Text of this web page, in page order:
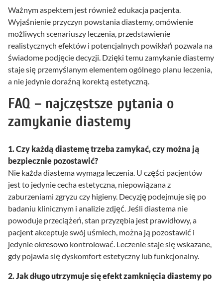
Ważnym aspektem jest również edukacja pacjenta.
Wyjaśnienie przyczyn powstania diastemy, omówienie
możliwych scenariuszy leczenia, przedstawienie
realistycznych efektów i potencjalnych powikłań pozwala na
świadome podjęcie decyzji. Dzięki temu zamykanie diastemy
staje się przemyślanym elementem ogólnego planu leczenia,
a nie jedynie doraźną korektą estetyczną.
FAQ – najczęstsze pytania o
zamykanie diastemy
1. Czy każdą diastemę trzeba zamykać, czy można ją
bezpiecznie pozostawić?
Nie każda diastema wymaga leczenia. U części pacjentów
jest to jedynie cecha estetyczna, niepowiązana z
zaburzeniami zgryzu czy higieny. Decyzję podejmuje się po
badaniu klinicznym i analizie zdjęć. Jeśli diastema nie
powoduje przeciążeń, stan przyzębia jest prawidłowy, a
pacjent akceptuje swój uśmiech, można ją pozostawić i
jedynie okresowo kontrolować. Leczenie staje się wskazane,
gdy pojawia się dyskomfort estetyczny lub funkcjonalny.
2. Jak długo utrzymuje się efekt zamknięcia diastemy po